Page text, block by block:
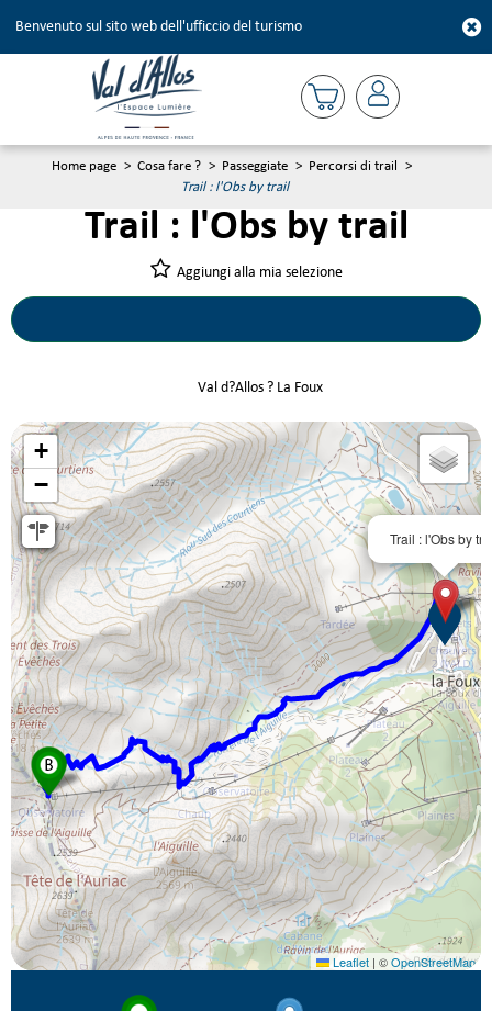
Benvenuto sul sito web dell'ufficcio del turismo
Home page > Cosa fare ? > Passeggiate > Percorsi di trail
>
Trail : l'Obs by trail
Trail : l'Obs by trail
Aggiungi alla mia selezione
Val d?Allos ? La Foux
Trail : l'Obs by
+
−
Leaflet | ©OpenStreetMap